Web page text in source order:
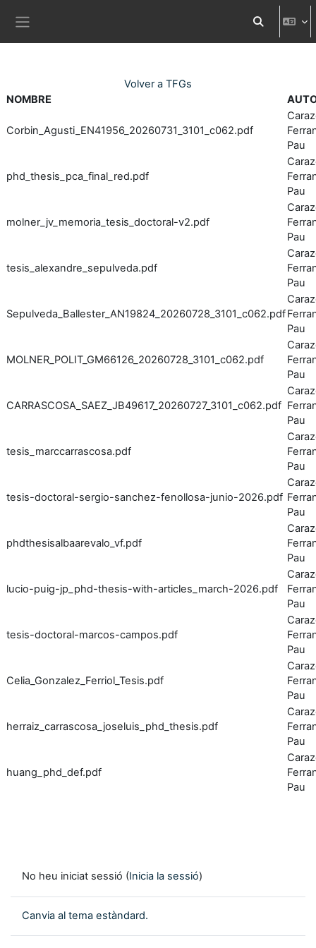
Commuta
Volver a TFGs
NOMBRE
Corbin_Agusti_EN41956_20260731_3101_c062.pdf
Pau
phd_thesis_pca_final_red.pdf
Pau
molner_jv_memoria_tesis_doctoral-v2.pdf
Pau
tesis_alexandre_sepulveda.pdf
Pau
Sepulveda_Ballester_AN19824_20260728_3101_c062.pdf
Pau
MOLNER_POLIT_GM66126_20260728_3101_c062.pdf
Pau
CARRASCOSA_SAEZ_JB49617_20260727_3101_c062.pdf
Pau
tesis_marccarrascosa.pdf
Pau
tesis-doctoral-sergio-sanchez-fenollosa-junio-2026.pdf
Pau
phdthesisalbaarevalo_vf.pdf
Pau
lucio-puig-jp_phd-thesis-with-articles_march-2026.pdf
Pau
tesis-doctoral-marcos-campos.pdf
Pau
Celia_Gonzalez_Ferriol_Tesis.pdf
Pau
herraiz_carrascosa_joseluis_phd_thesis.pdf
Pau
huang_phd_def.pdf
Pau
No heu iniciat sessió (Inicia la sessió)
Canvia al tema estàndard.